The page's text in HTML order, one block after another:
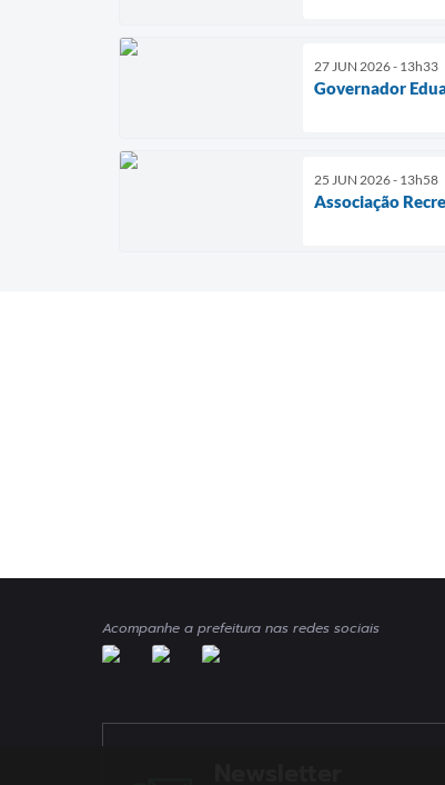
27 JUN 2026 - 13h33
Governador
25 JUN 2026 - 13h58
Associação
Acompanhe a prefeitura nas redes sociais